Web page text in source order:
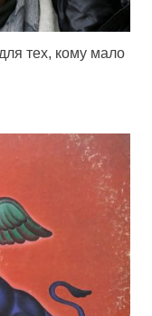
тех, кому мало